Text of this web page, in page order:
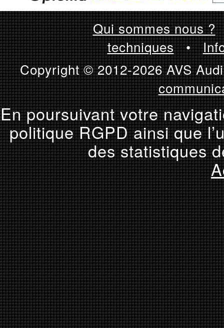
Qui sommes nous ?
techniques•
Copyright © 2012-2026 AVS
En poursuivant votre
politique RGPD ainsi que
des statistiques